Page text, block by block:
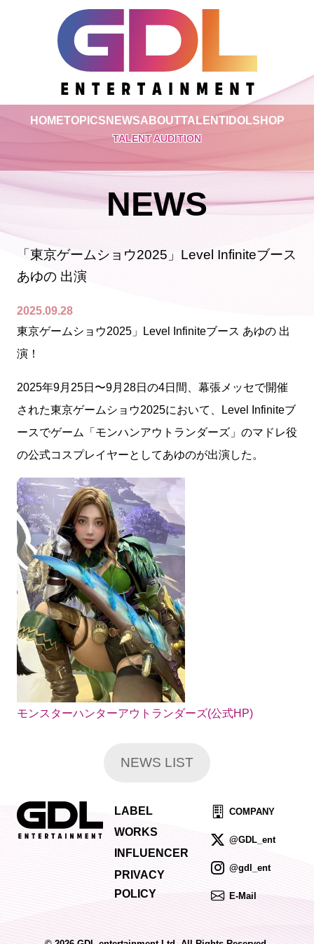
HOMETOPICS NEWSABOUTTALENTIDOLSHOP
TALENT AUDITION
NEWS
「東京ゲームショウ2025」Level Infiniteブース
あゆの 出演
2025.09.28
東京ゲームショウ2025」Level Infiniteブース あゆの 出
演！
2025年9月25日〜9月28日の4日間、幕張メッセで開催
された東京ゲームショウ2025において、Level Infiniteブ
ースでゲーム「モンハンアウトランダーズ」のマドレ役
の公式コスプレイヤーとしてあゆのが出演した。
モンスターハンターアウトランダーズ(公式HP)
NEWS LIST
LABEL
WORKS
INFLUENCER
PRIVACY
POLICY
COMPANY
@GDL_ent
@gdl_ent
E-Mail